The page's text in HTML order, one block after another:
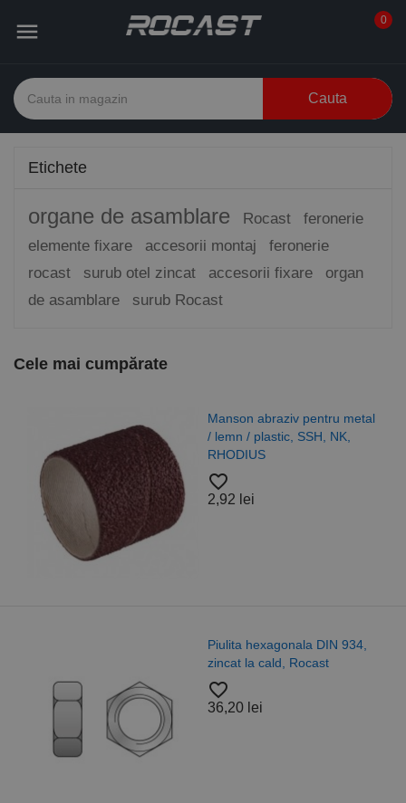
 0
Cauta
Etichete
organe de asamblare Rocast
feronerie
elemente fixare
accesorii montaj
feronerie
rocast
surub otel zincat accesorii fixare
organ
de asamblare
surub Rocast
Cele mai cumpărate
Manson abraziv pentru metal
/ lemn / plastic, SSH, NK,
RHODIUS
favorite_border
2,92 lei
Piulita hexagonala DIN 934,
zincat la cald, Rocast
favorite_border
36,20 lei